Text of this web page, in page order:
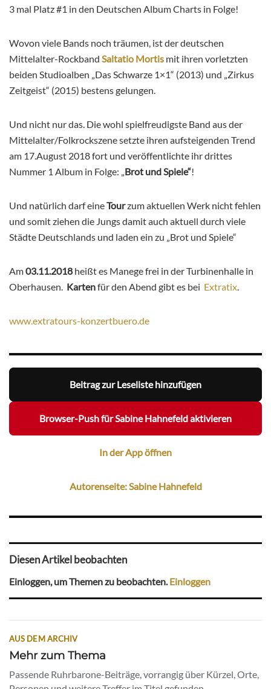
3 mal Platz #1 in den Deutschen Album Charts in Folge!
Wovon viele Bands noch träumen, ist der deutschen
Mittelalter-Rockband Saltatio Mortis mit ihren vorletzten
beiden Studioalben „Das Schwarze 1×1“ (2013) und „Zirkus
Zeitgeist“ (2015) bestens gelungen.
Und nicht nur das. Die wohl spielfreudigste Band aus der
Mittelalter/Folkrockszene setzte ihren aufsteigenden Trend
am 17.August 2018 fort und veröffentlichte ihr drittes
Nummer 1 Album in Folge: „ Brot und Spiele“!
Und natürlich darf eineTourzum aktuellen Werk nicht fehlen
und somit ziehen die Jungs damit auch aktuell durch viele
Städte Deutschlands und laden ein zu „Brot und Spiele“
Am03.11.2018heißt es Manege frei in der Turbinenhalle in
Oberhausen. Kartenfür den Abend gibt es bei Extratix
www.extratours-konzertbuero.de
Beitrag zur Leseliste hinzufügen
Browser-Push für Sabine Hahnefeld aktivieren
In der App öffnen
Autorenseite: Sabine Hahnefeld
Diesen Artikel beobachten
Einloggen, um Themen zu beobachten. Einloggen
AUS DEM ARCHIV
Mehr zum Thema
Passende Ruhrbarone-Beiträge, vorrangig über Kürzel, Orte,